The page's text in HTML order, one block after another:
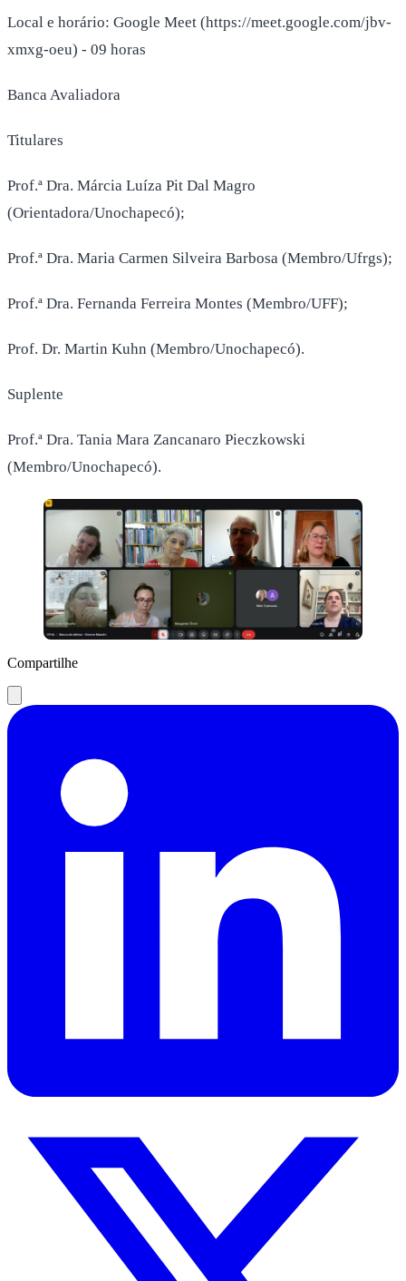
Local e horário: Google Meet (https://meet.google.com/jbv-
xmxg-oeu) - 09 horas
Banca Avaliadora
Titulares
Prof.ª Dra. Márcia Luíza Pit Dal Magro
(Orientadora/Unochapecó);
Prof.ª Dra. Maria Carmen Silveira Barbosa (Membro/Ufrgs);
Prof.ª Dra. Fernanda Ferreira Montes (Membro/UFF);
Prof. Dr. Martin Kuhn (Membro/Unochapecó).
Suplente
Prof.ª Dra. Tania Mara Zancanaro Pieczkowski
(Membro/Unochapecó).
Compartilhe